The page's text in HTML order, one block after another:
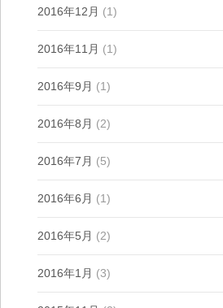
2016年12月 (1)
2016年11月 (1)
2016年9月 (1)
2016年8月 (2)
2016年7月 (5)
2016年6月 (1)
2016年5月 (2)
2016年1月 (3)